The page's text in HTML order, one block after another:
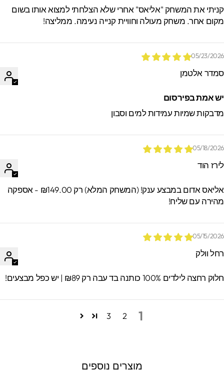
את המשחק "אליאס" אחרי שלא הצלחתי למצוא אותו בשום
אחר. משחק מעולה וחוויית קנייה נעימה. ממליצה!
05/23/
אלטמן
אמת בפירסום
שמיות עמידות למים וסבון
05/18/
הוד
אליאס אדום במבצע ענק! (המשחק המלא) רק ₪149.00 - אספקה
עם שליח!
05/15/
וולק
רחצה לילדים 100% כותנה בד עבה רק ₪89 | יש כפל מבצעים!
1
2
3
מוצרים נוספים